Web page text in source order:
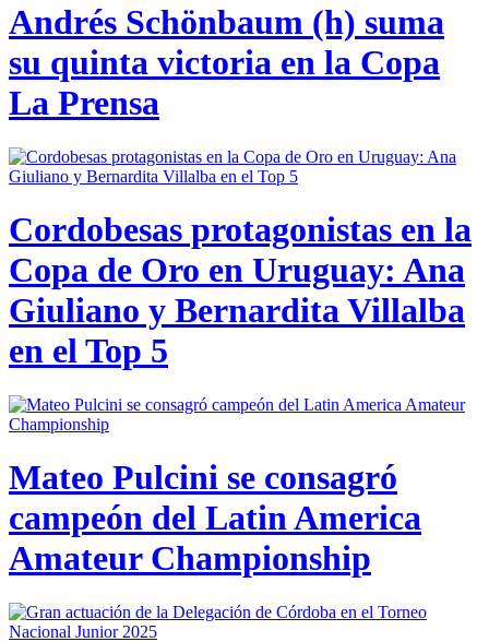
Andrés Schönbaum (h) suma
su quinta victoria en la Copa
La Prensa
Cordobesas protagonistas en la
Copa de Oro en Uruguay: Ana
Giuliano y Bernardita Villalba
en el Top 5
Mateo Pulcini se consagró
campeón del Latin America
Amateur Championship